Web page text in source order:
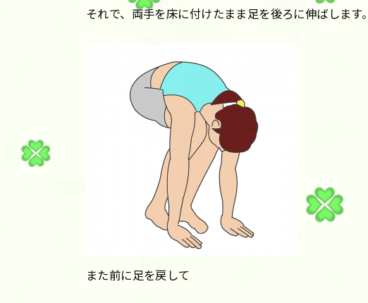
それで、両手を床に付けたまま足を後ろに伸ばします。
また前に足を戻して